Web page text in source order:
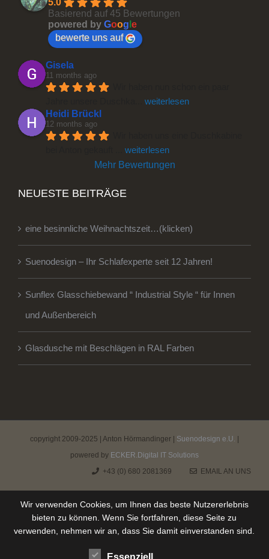
5.0
Basierend auf 45 Bewertungen
powered by Goog e
bewerte uns auf
Gisela
11 months ago
weiterlesen
Heidi Brückl
12 months ago
weiterlesen
Mehr Bewertungen
NEUESTE BEITRÄGE
eine besinnliche Weihnachtszeit…(klicken)
Suenodesign – Ihr Schlafexperte seit 12 Jahren!
Sunflex Glasschiebewand “ Industrial Style “ für Innen
und Außenbereich
Glasdusche mit Beschlägen in RAL Farben
copyright 2009-2025 | Anton Hörmandinger | Suenodesign e.U.
powered by ECKER.Digital IT Solutions
+43 (0) 680 2081369
EMAIL AN UNS
Wir verwenden Cookies, um Ihnen das beste Nutzererlebnis
bieten zu können. Wenn Sie fortfahren, diese Seite zu
verwenden, nehmen wir an, dass Sie damit einverstanden sind.
Essenziell